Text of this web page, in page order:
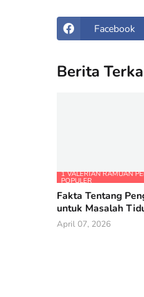
Facebook
Berita
1 VALERIAN RAMUAN
POPULER
Fakta Tentang
untuk Masalah
April 07, 2026